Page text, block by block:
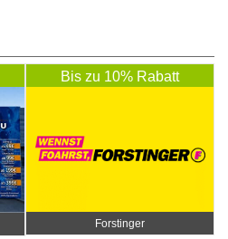
Bis zu 10% Rabatt
Forstinger